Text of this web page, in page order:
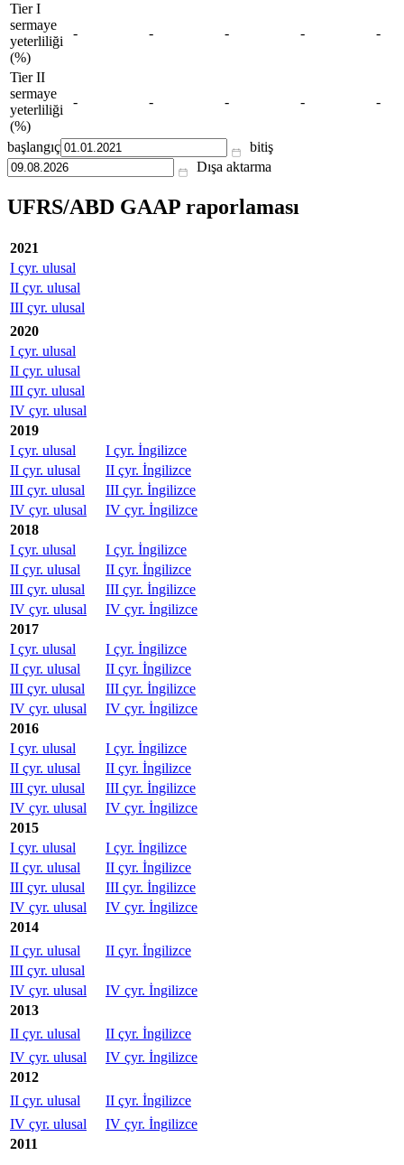
Tier I
sermaye
yeterliliği
(%)
- - - - -
Tier II
sermaye
yeterliliği
(%)
- - - - -
başlangıç
bitiş
Dışa aktarma
UFRS/ABD GAAP raporlaması
2021
I çyr. ulusal
II çyr. ulusal
III çyr. ulusal
2020
I çyr. ulusal
II çyr. ulusal
III çyr. ulusal
IV çyr. ulusal
2019
I çyr. ulusal
I çyr. İngilizce
II çyr. ulusal
II çyr. İngilizce
III çyr. ulusal
III çyr. İngilizce
IV çyr. ulusal
IV çyr. İngilizce
2018
I çyr. ulusal
I çyr. İngilizce
II çyr. ulusal
II çyr. İngilizce
III çyr. ulusal
III çyr. İngilizce
IV çyr. ulusal
IV çyr. İngilizce
2017
I çyr. ulusal
I çyr. İngilizce
II çyr. ulusal
II çyr. İngilizce
III çyr. ulusal
III çyr. İngilizce
IV çyr. ulusal
IV çyr. İngilizce
2016
I çyr. ulusal
I çyr. İngilizce
II çyr. ulusal
II çyr. İngilizce
III çyr. ulusal
III çyr. İngilizce
IV çyr. ulusal
IV çyr. İngilizce
2015
I çyr. ulusal
I çyr. İngilizce
II çyr. ulusal
II çyr. İngilizce
III çyr. ulusal
III çyr. İngilizce
IV çyr. ulusal
IV çyr. İngilizce
2014
II çyr. ulusal
II çyr. İngilizce
III çyr. ulusal
IV çyr. ulusal
IV çyr. İngilizce
2013
II çyr. ulusal
II çyr. İngilizce
IV çyr. ulusal
IV çyr. İngilizce
2012
II çyr. ulusal
II çyr. İngilizce
IV çyr. ulusal
IV çyr. İngilizce
2011